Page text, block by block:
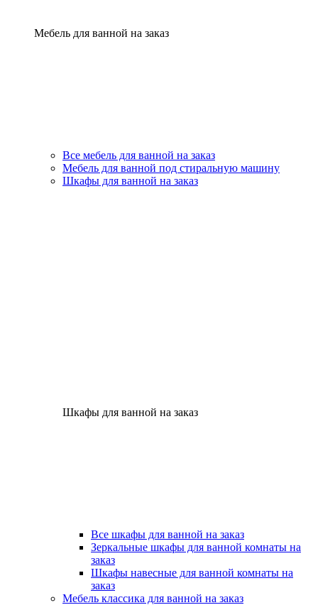
Мебель для ванной на заказ
Все мебель для ванной на заказ
Мебель для ванной под стиральную машину
Шкафы для ванной на заказ
Шкафы для ванной на заказ
Все шкафы для ванной на заказ
Зеркальные шкафы для ванной комнаты на
заказ
Шкафы навесные для ванной комнаты на
заказ
Мебель классика для ванной на заказ